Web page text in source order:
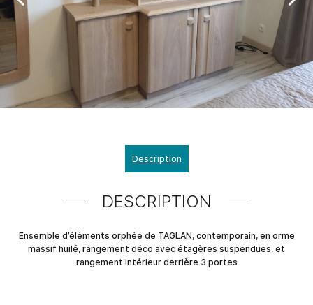
Description
DESCRIPTION
Ensemble d’éléments orphée de TAGLAN, contemporain, en orme
massif huilé, rangement déco avec étagères suspendues, et
rangement intérieur derrière 3 portes